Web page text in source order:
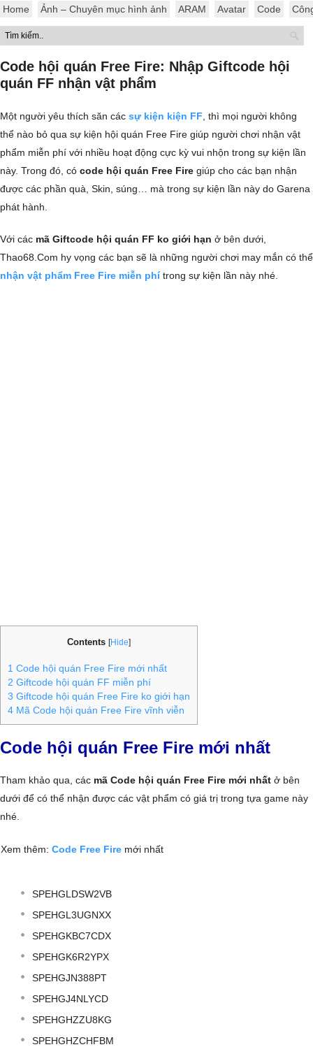
Home Ảnh – Chuyên mục hình ảnh ARAM Avatar Code
Code hội quán Free Fire: Nhập Giftcode hội
quán FF nhận vật phẩm
Một người yêu thích săn các sự kiện kiện FF , thì mọi người không
thể nào bỏ qua sự kiện hội quán Free Fire giúp người chơi nhận vật
phẩm miễn phí với nhiều hoạt động cực kỳ vui nhộn trong sự kiện lần
này. Trong đó, có code hội quán Free Fire giúp cho các bạn nhận
được các phần quà, Skin, súng… mà trong sự kiện lần này do Garena
phát hành.
Với các mã Giftcode hội quán FF ko giới hạn ở bên dưới,
Thao68.Com hy vọng các bạn sẽ là những người chơi may mắn có thể
nhận vật phẩm Free Fire miễn phítrong sự kiện lần này nhé.
Contents [Hide]
1 Code hội quán Free Fire mới nhất
2 Giftcode hội quán FF miễn phí
3 Giftcode hội quán Free Fire ko giới hạn
4 Mã Code hội quán Free Fire vĩnh viễn
Code hội quán Free Fire mới nhất
Tham khảo qua, các mã Code hội quán Free Fire mới nhất ở bên
dưới để có thể nhận được các vật phẩm có giá trị trong tựa game này
nhé.
Xem thêm: Code Free Fire mới nhất
SPEHGLDSW2VB
SPEHGL3UGNXX
SPEHGKBC7CDX
SPEHGK6R2YPX
SPEHGJN388PT
SPEHGJ4NLYCD
SPEHGHZZU8KG
SPEHGHZCHFBM